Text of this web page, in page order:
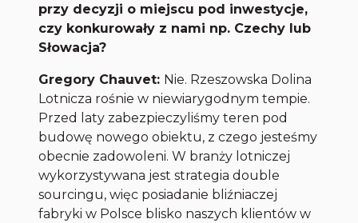
przy decyzji o miejscu pod inwestycje,
czy konkurowały z nami np. Czechy lub
Słowacja?
Gregory Chauvet: Nie. Rzeszowska Dolina
Lotnicza rośnie w niewiarygodnym tempie.
Przed laty zabezpieczyliśmy teren pod
budowę nowego obiektu, z czego jesteśmy
obecnie zadowoleni. W branży lotniczej
wykorzystywana jest strategia double
sourcingu, więc posiadanie bliźniaczej
fabryki w Polsce blisko naszych klientów w